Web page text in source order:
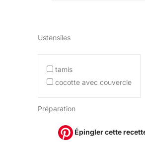
Ustensiles
tamis
cocotte avec couvercle
Préparation
Épingler cette